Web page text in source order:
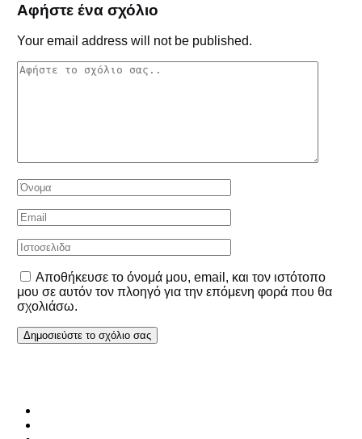
Αφήστε ένα σχόλιο
Your email address will not be published.
Αποθήκευσε το όνομά μου, email, και τον ιστότοπο
μου σε αυτόν τον πλοηγό για την επόμενη φορά που θα
σχολιάσω.